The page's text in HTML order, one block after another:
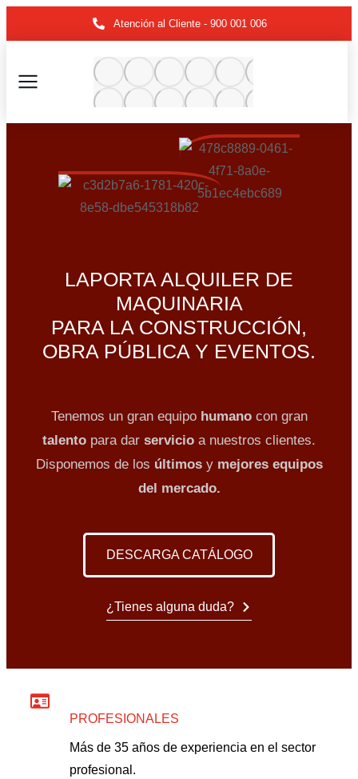
Atención al Cliente - 900 001 006
LAPORTA ALQUILER DE
MAQUINARIA
PARA LA CONSTRUCCIÓN,
OBRA PÚBLICA Y EVENTOS.
Tenemos un gran equipo humanocon gran
talento para dar servicio a nuestros clientes.
Disponemos de los últimosy mejores equipos
del mercado.
DESCARGA CATÁLOGO
¿Tienes alguna duda?
PROFESIONALES
Más de 35 años de experiencia en el sector
profesional.